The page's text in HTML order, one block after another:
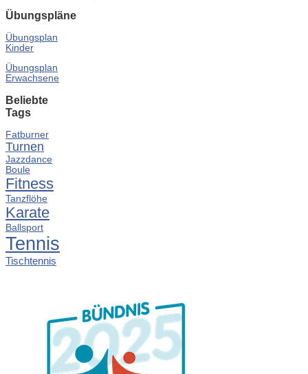
Übungspläne
Übungsplan
Kinder
Übungsplan
Erwachsene
Beliebte
Tags
Fatburner
Turnen
Jazzdance
Boule
Fitness
Tanzflöhe
Karate
Ballsport
Tennis
Tischtennis